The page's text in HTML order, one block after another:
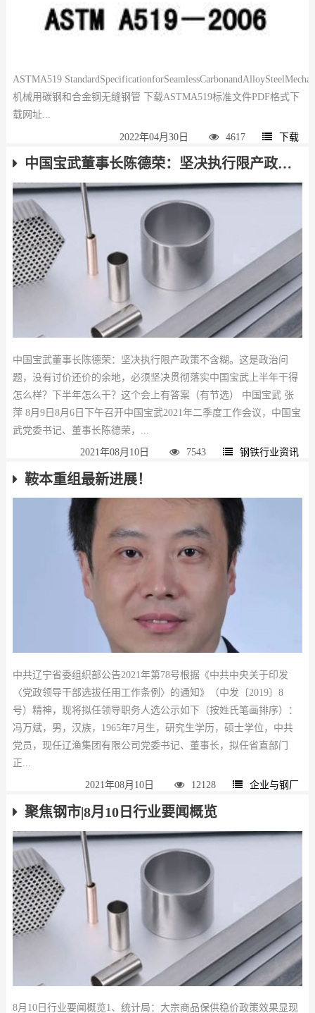
ASTMA519
机械用碳钢和合金钢无缝钢管 下载ASTMA519标准文件PDF格式下
载网址...
2022年04月30日 4617 下载
中国宝武董事长陈德荣：坚决执行限产政策不含糊
中国宝武董事长陈德荣：坚决执行限产政策不含糊。这是政治问
题，没有讨价还价的余地，必须坚决贯彻落实中国宝武上半年干得
怎么样？下半年怎么干？这个会上有答案（有节选） 中国宝武 张
萍 8月9日8月6日下午召开中国宝武2021年二季度工作会议，中国宝
武党委书记、董事长陈德荣，...
2021年08月10日 7543 钢铁行业资讯
鞍本重组最新进展！
中共辽宁省委组织部公告2021年第78号根据《中共中央关于印发
〈党政领导干部选拔任用工作条例〉的通知》（中发〔2019〕8
号）精神，现将拟任领导职务人选公示如下（按姓氏笔画排序）：
冯万斌，男，汉族，1965年7月生，研究生学历，硕士学位，中共
党员，现任辽渔集团有限公司党委书记、董事长，拟任省直部门
正...
2021年08月10日 12128 企业与钢厂
聚焦钢市|8月10日行业要闻概览
8月10日行业要闻概览1、统计局：大宗商品保供稳价政策效果显现